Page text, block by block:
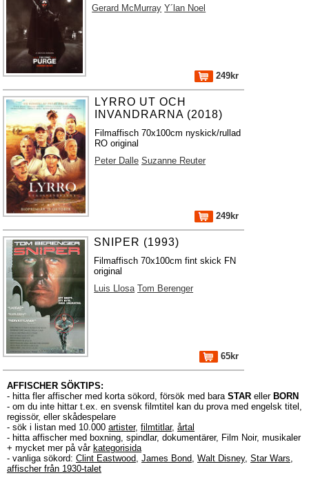
Gerard McMurray Y´lan Noel
249kr
LYRRO UT OCH
INVANDRARNA (2018)
Filmaffisch 70x100cm nyskick/rullad
RO original
Peter Dalle Suzanne Reuter
249kr
SNIPER (1993)
Filmaffisch 70x100cm fint skick FN
original
Luis Llosa Tom Berenger
65kr
AFFISCHER SÖKTIPS:
- hitta fler affischer med korta sökord, försök med bara STAR eller BORN
- om du inte hittar t.ex. en svensk filmtitel kan du prova med engelsk titel,
regissör, eller skådespelare
- sök i listan med 10.000 artister, filmtitlar, årtal
- hitta affischer med boxning, spindlar, dokumentärer, Film Noir, musikaler
+ mycket mer på vår kategorisida
- vanliga sökord: Clint Eastwood, James Bond, Walt Disney, Star Wars,
affischer från 1930-talet